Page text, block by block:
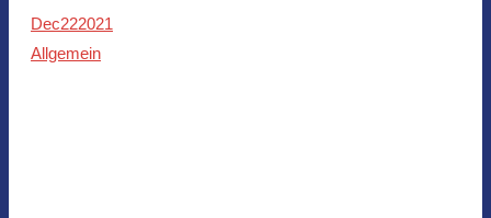
Dec222021
Allgemein